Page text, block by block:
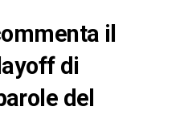
il
di
del